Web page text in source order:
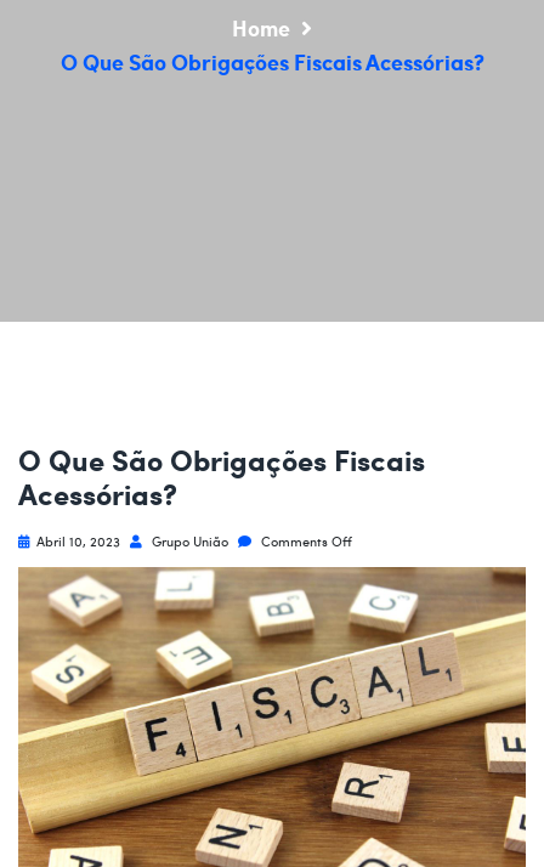
Home
O Que São Obrigações Fiscais Acessórias?
O Que São Obrigações Fiscais
Acessórias?
Abril 10, 2023 Grupo União Comments Off